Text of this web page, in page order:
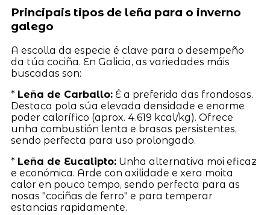
Principais tipos de leña para o inverno
galego
A escolla da especie é clave para o desempeño
da túa cociña. En Galicia, as variedades máis
buscadas son:
* Leña de Carballo:É a preferida das frondosas.
Destaca pola súa elevada densidade e enorme
poder calorífico (aprox. 4.619 kcal/kg). Ofrece
unha combustión lenta e brasas persistentes,
sendo perfecta para uso prolongado.
* Leña de Eucalipto:Unha alternativa moi eficaz
e económica. Arde con axilidade e xera moita
calor en pouco tempo, sendo perfecta para as
nosas "cociñas de ferro" e para temperar
estancias rapidamente.